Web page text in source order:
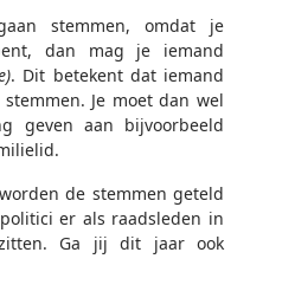
stemmen, omdat je
dan mag je iemand
. Dit betekent dat iemand
Je moet dan wel
geven aan bijvoorbeeld
de stemmen geteld
er als raadsleden in
Ga jij dit jaar ook